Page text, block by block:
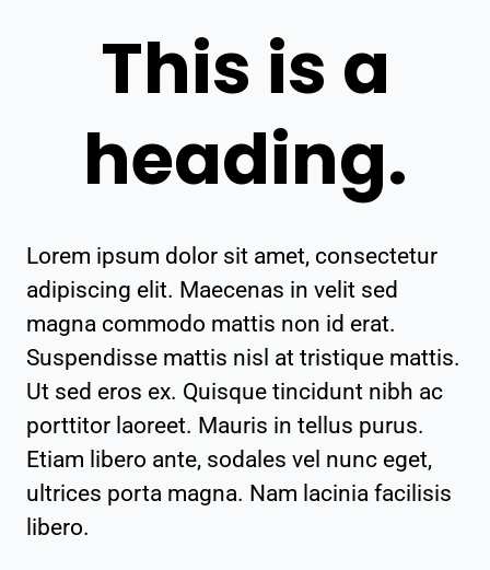
This is a
heading.
Lorem ipsum dolor sit amet, consectetur
adipiscing elit. Maecenas in velit sed
magna commodo mattis non id erat.
Suspendisse mattis nisl at tristique mattis.
Ut sed eros ex. Quisque tincidunt nibh ac
porttitor laoreet. Mauris in tellus purus.
Etiam libero ante, sodales vel nunc eget,
ultrices porta magna. Nam lacinia facilisis
libero.